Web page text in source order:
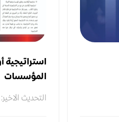
المؤسسات
التحديث